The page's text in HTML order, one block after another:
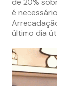
é
último dia